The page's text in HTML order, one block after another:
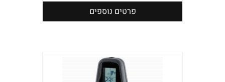
פרטים נוספים